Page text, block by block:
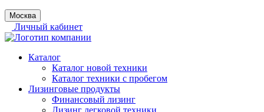
Москва
Личный кабинет
Каталог
Каталог новой техники
Каталог техники с пробегом
Лизинговые продукты
Финансовый лизинг
Лизинг легковой техники